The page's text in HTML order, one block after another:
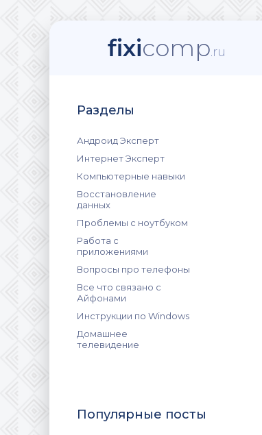
fixicomp.ru
Разделы
Андроид Эксперт
Интернет Эксперт
Компьютерные навыки
Восстановление
данных
Проблемы с ноутбуком
Работа с
приложениями
Вопросы про телефоны
Все что связано с
Айфонами
Инструкции по Windows
Домашнее
телевидение
Популярные посты